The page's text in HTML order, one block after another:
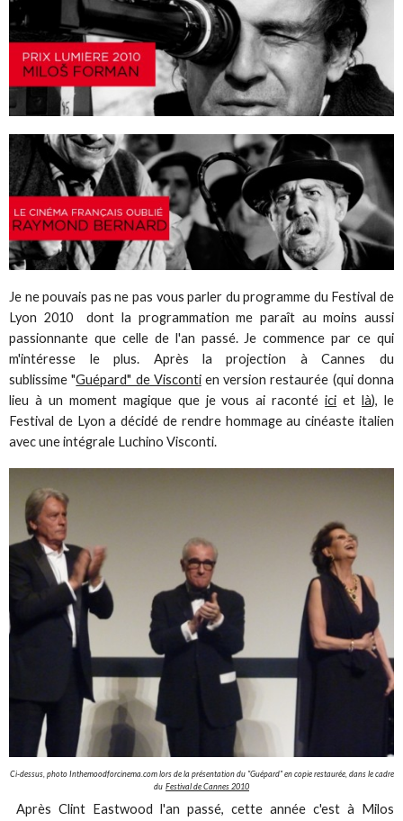
Je ne pouvais pas ne pas vous parler du programme du Festival de
Lyon 2010 dont la programmation me paraît au moins aussi
passionnante que celle de l'an passé. Je commence par ce qui
m'intéresse le plus. Après la projection à Cannes du
sublissime "Guépard" de Viscontien version restaurée (qui donna
lieu à un moment magique que je vous ai racontéici et là), le
Festival de Lyon a décidé de rendre hommage au cinéaste italien
avec une intégrale Luchino Visconti.
Ci-dessus, photo Inthemoodforcinema.com lors de la présentation du "Guépard" en copie restaurée, dans le cadre
du Festival de Cannes 2010
Après Clint Eastwood l'an passé, cette année c'est à Milos